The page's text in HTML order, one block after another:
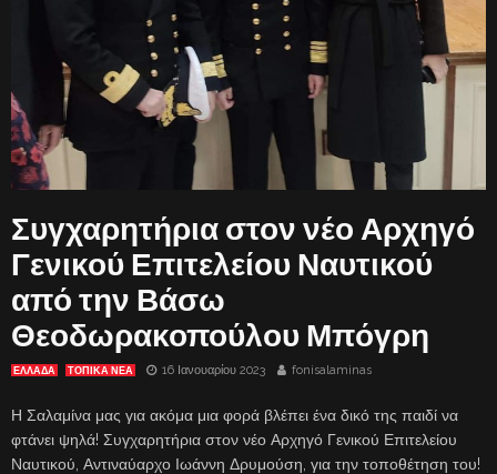
Συγχαρητήρια στον νέο Αρχηγό
Γενικού Επιτελείου Ναυτικού
από την Βάσω
Θεοδωρακοπούλου Μπόγρη
ΕΛΛΑΔΑ ΤΟΠΙΚΑ ΝΕΑ 16 Ιανουαρίου 2023 fonisalaminas
Η Σαλαμίνα μας για ακόμα μια φορά βλέπει ένα δικό της παιδί να
φτάνει ψηλά! Συγχαρητήρια στον νέο Αρχηγό Γενικού Επιτελείου
Ναυτικού, Αντιναύαρχο Ιωάννη Δρυμούση, για την τοποθέτηση του!